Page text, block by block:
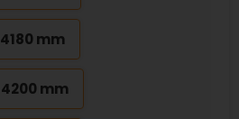
4180 mm
4200 mm